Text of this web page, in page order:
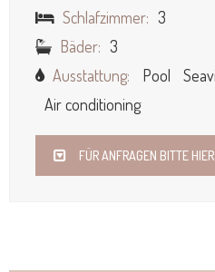
Schlafzimmer: 3
Bäder: 3
Ausstattung:
Pool
Air conditioning
FÜR ANFRAGEN BITTE